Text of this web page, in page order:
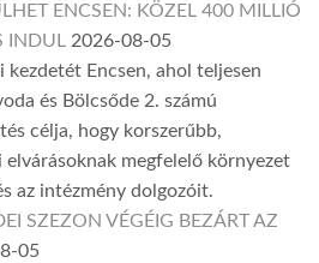
ENCSEN: KÖZEL 400 MILLIÓ
INDUL 2026-08-05
kezdetét Encsen, ahol teljesen
és Bölcsőde 2. számú
célja, hogy korszerűbb,
elvárásoknak megfelelő környezet
az intézmény dolgozóit.
SZEZON VÉGÉIG BEZÁRT AZ
05